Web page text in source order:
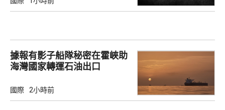
據報有影子船隊秘密在霍峽助
海灣國家轉運石油出口
國際 2小時前